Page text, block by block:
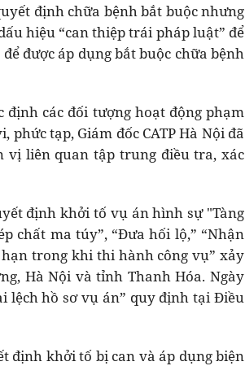
định chữa bệnh bắt buộc nhưng
hiệu “can thiệp trái pháp luật” để
được áp dụng bắt buộc chữa bệnh
định các đối tượng hoạt động phạm
tạp, Giám đốc CATP Hà Nội đã
vị liên quan tập trung điều tra, xác
định khởi tố vụ án hình sự "Tàng
chất ma túy”, “Đưa hối lộ,” “Nhận
trong khi thi hành công vụ” xảy
Hà Nội và tỉnh Thanh Hóa. Ngày
lệch hồ sơ vụ án” quy định tại Điều
định khởi tố bị can và áp dụng biện